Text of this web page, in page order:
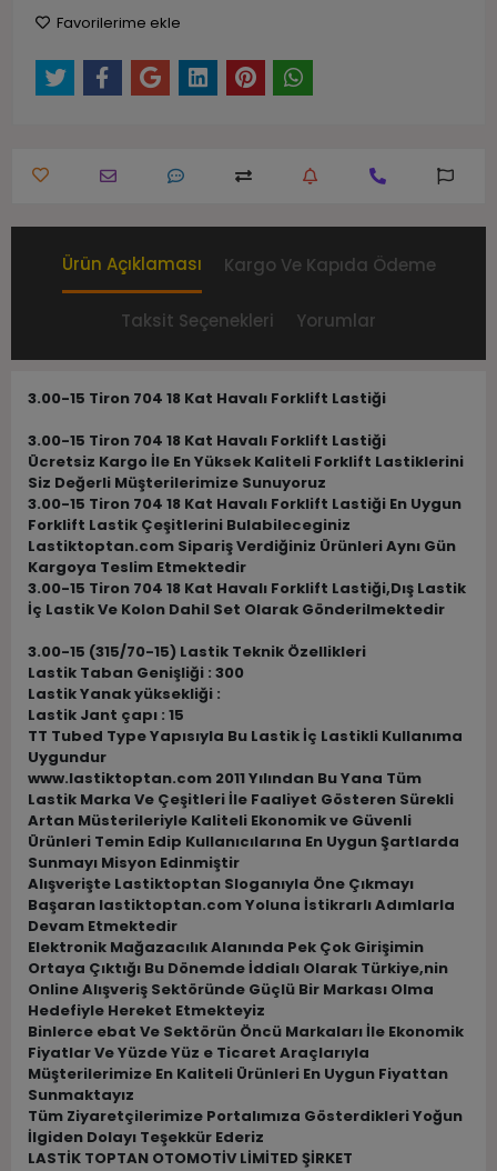
Favorilerime ekle
Ürün Açıklaması Kargo Ve Kapıda Ödeme
Taksit Seçenekleri Yorumlar
3.00-15 Tiron 704 18 Kat Havalı Forklift Lastiği
3.00-15 Tiron 704 18 Kat Havalı Forklift Lastiği
Ücretsiz Kargo İle En Yüksek Kaliteli Forklift Lastiklerini
Siz Değerli Müşterilerimize Sunuyoruz
3.00-15 Tiron 704 18 Kat Havalı Forklift Lastiği En Uygun
Forklift Lastik Çeşitlerini Bulabileceginiz
Lastiktoptan.com Sipariş Verdiğiniz Ürünleri Aynı Gün
Kargoya Teslim Etmektedir
3.00-15 Tiron 704 18 Kat Havalı Forklift Lastiği,Dış Lastik
İç Lastik Ve Kolon Dahil Set Olarak Gönderilmektedir
3.00-15 (315/70-15) Lastik Teknik Özellikleri
Lastik Taban Genişliği : 300
Lastik Yanak yüksekliği :
Lastik Jant çapı : 15
TT Tubed Type Yapısıyla Bu Lastik İç Lastikli Kullanıma
Uygundur
www.lastiktoptan.com 2011 Yılından Bu Yana Tüm
Lastik Marka Ve Çeşitleri İle Faaliyet Gösteren Sürekli
Artan Müsterileriyle Kaliteli Ekonomik ve Güvenli
Ürünleri Temin Edip Kullanıcılarına En Uygun Şartlarda
Sunmayı Misyon Edinmiştir
Alışverişte Lastiktoptan Sloganıyla Öne Çıkmayı
Başaran lastiktoptan.com Yoluna İstikrarlı Adımlarla
Devam Etmektedir
Elektronik Mağazacılık Alanında Pek Çok Girişimin
Ortaya Çıktığı Bu Dönemde İddialı Olarak Türkiye,nin
Online Alışveriş Sektöründe Güçlü Bir Markası Olma
Hedefiyle Hereket Etmekteyiz
Binlerce ebat Ve Sektörün Öncü Markaları İle Ekonomik
Fiyatlar Ve Yüzde Yüz e Ticaret Araçlarıyla
Müşterilerimize En Kaliteli Ürünleri En Uygun Fiyattan
Sunmaktayız
Tüm Ziyaretçilerimize Portalımıza Gösterdikleri Yoğun
İlgiden Dolayı Teşekkür Ederiz
LASTİK TOPTAN OTOMOTİV LİMİTED ŞİRKET